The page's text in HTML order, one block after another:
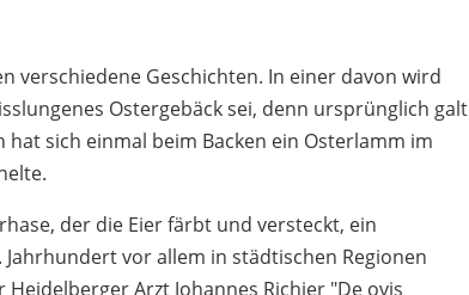
verschiedene Geschichten. In einer davon wird
Ostergebäck sei, denn ursprünglich galt
sich einmal beim Backen ein Osterlamm im
der die Eier färbt und versteckt, ein
vor allem in städtischen Regionen
Arzt Johannes Richier "De ovis